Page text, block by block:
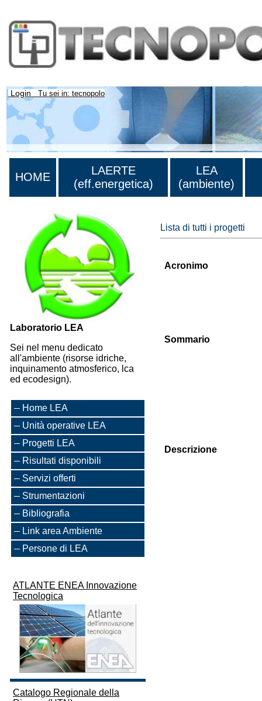
Login Tu sei in: tecnopolo
HOME
LAERTE
(eff.energetica)
LEA
(ambiente)
Laboratorio LEA
Sei nel menu dedicato
all'ambiente (risorse idriche,
inquinamento atmosferico, lca
ed ecodesign).
Home LEA
Unità operative LEA
Progetti LEA
Risultati disponibili
Servizi offerti
Strumentazioni
Bibliografia
Link area Ambiente
Persone di LEA
ATLANTE ENEA Innovazione
Tecnologica
Catalogo Regionale della
Lista di tutti i progetti
Acronimo
Sommario
Descrizione